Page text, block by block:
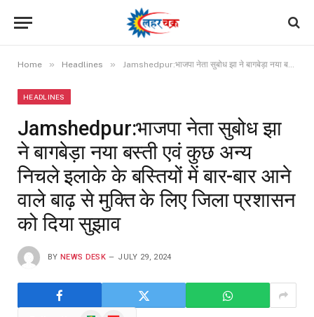
Home » Headlines » Jamshedpur:भाजपा नेता सुबोध झा ने बागबेड़ा नया बस्ती एवं कुछ अन्य निचले इलाके के बस्तियों में बार-बार आने वाले बाढ़ से मुक्ति के लिए जिला प्रशासन को दिया सुझाव
HEADLINES
Jamshedpur:भाजपा नेता सुबोध झा
ने बागबेड़ा नया बस्ती एवं कुछ अन्य
निचले इलाके के बस्तियों में बार-बार आने
वाले बाढ़ से मुक्ति के लिए जिला प्रशासन
को दिया सुझाव
BY NEWS DESK JULY 29, 2024